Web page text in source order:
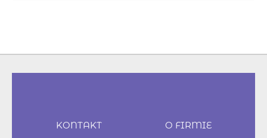
KONTAKT O FIRMIE